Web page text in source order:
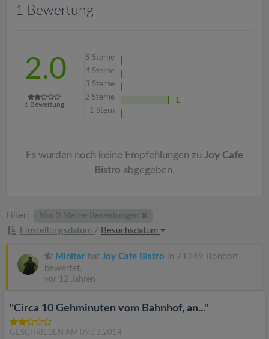
1 Bewertung
2.0
1 Bewertung
5 Sterne
4 Sterne
3 Sterne
2 Sterne
1
1 Stern
Es wurden noch keine Empfehlungen zu Joy Cafe
Bistro abgegeben.
Filter: Nur 3 Sterne Bewertungen
Einstellungsdatum / Besuchsdatum
Minitar hat Joy Cafe Bistro in 71149 Bondorf
bewertet.
vor 12 Jahren
"Circa 10 Gehminuten vom Bahnhof, an..."
GESCHRIEBEN AM 09.03.2014
g
a